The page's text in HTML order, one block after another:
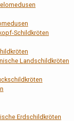
Schildkröten
Landschildkröten
Erdschildkröten